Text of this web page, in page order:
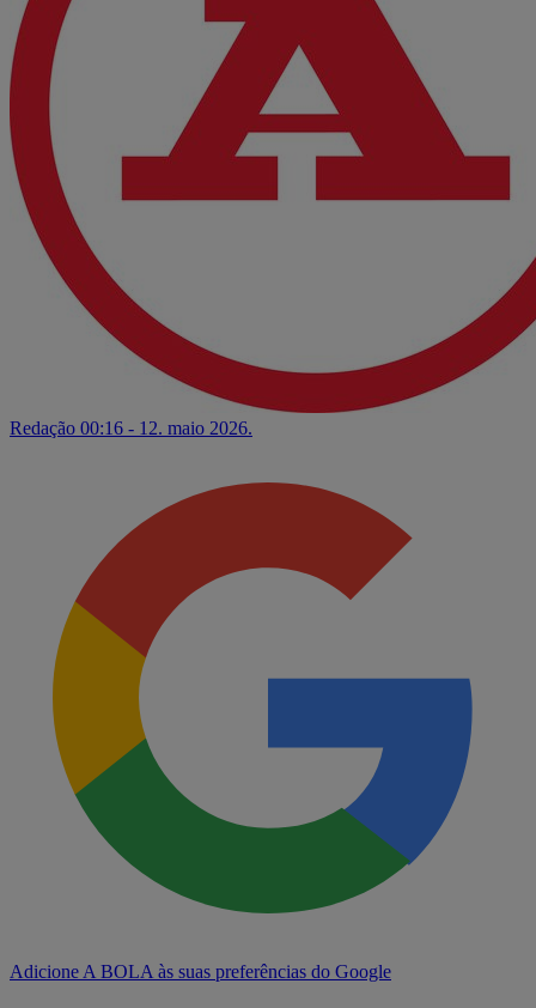
Redação 00:16 - 12. maio 2026.
Adicione A BOLA às suas preferências do Google